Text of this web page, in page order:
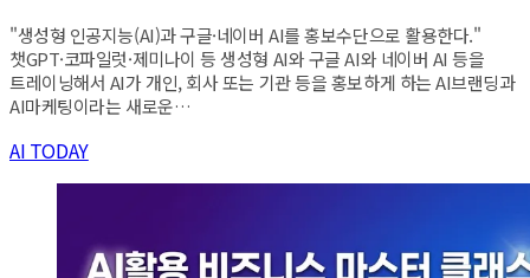
"생성형 인공지능(AI)과 구글·네이버 AI를 홍보수단으로 활용한다."
챗GPT·코파일럿·제미나이 등 생성형 AI와 구글 AI와 네이버 AI 등을
트레이닝해서 AI가 개인, 회사 또는 기관 등을 홍보하게 하는 AI브랜딩과
AI마케팅이라는 새로운…
AI TODAY